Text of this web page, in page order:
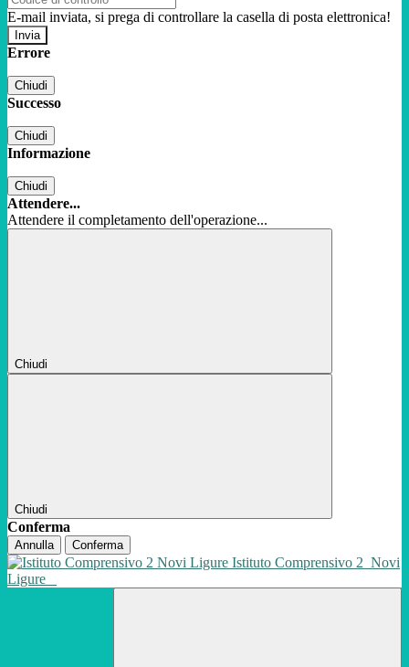
E-mail inviata, si prega di controllare la casella di posta elettronica!
Errore
Chiudi
Successo
Chiudi
Informazione
Chiudi
Attendere...
Attendere il completamento dell'operazione...
Chiudi
Chiudi
Conferma
Annulla Conferma
Istituto Comprensivo 2 Novi
Ligure